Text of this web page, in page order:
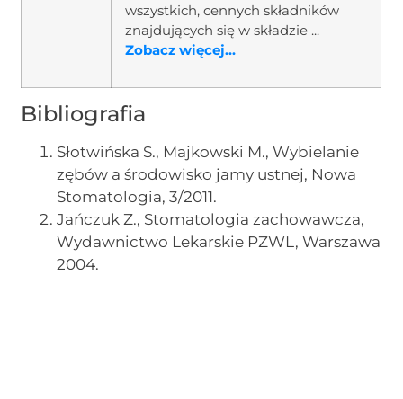
wszystkich, cennych składników
znajdujących się w składzie ...
Zobacz więcej...
Bibliografia
Słotwińska S., Majkowski M., Wybielanie
zębów a środowisko jamy ustnej, Nowa
Stomatologia, 3/2011.
Jańczuk Z., Stomatologia zachowawcza,
Wydawnictwo Lekarskie PZWL, Warszawa
2004.